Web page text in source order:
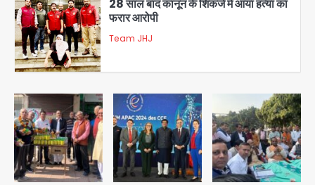
3
4
डबल मर्डर का मुख्य साजिशकर्ता क्राइम ब्रांच
Team JHJ